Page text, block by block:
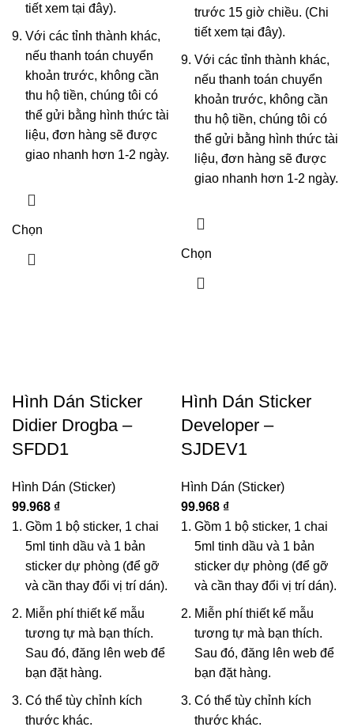
tiết xemtại đây).
Với các tỉnh thành khác,
nếu thanh toán chuyển
khoản trước, không cần
thu hộ tiền, chúng tôi có
thể gửi bằng hình thức tài
liệu, đơn hàng sẽ được
giao nhanh hơn 1-2 ngày.
Chọn
trước 15 giờ chiều. (Chi
tiết xem tại đây).
Với các tỉnh thành khác,
nếu thanh toán chuyển
khoản trước, không cần
thu hộ tiền, chúng tôi có
thể gửi bằng hình thức tài
liệu, đơn hàng sẽ được
giao nhanh hơn 1-2 ngày.
Chọn
Hình Dán Sticker
Didier Drogba –
SFDD1
Hình Dán (Sticker)
99.968 ₫
Gồm 1 bộ sticker, 1 chai
5ml tinh dầu và 1 bản
sticker dự phòng (để gỡ
và cần thay đổi vị trí dán).
Miễn phí thiết kế mẫu
tương tự mà bạn thích.
Sau đó, đăng lên web để
bạn đặt hàng.
Có thể tùy chỉnh kích
thước khác.
Hình Dán Sticker
Developer –
SJDEV1
Hình Dán (Sticker)
99.968 ₫
Gồm 1 bộ sticker, 1 chai
5ml tinh dầu và 1 bản
sticker dự phòng (để gỡ
và cần thay đổi vị trí dán).
Miễn phí thiết kế mẫu
tương tự mà bạn thích.
Sau đó, đăng lên web để
bạn đặt hàng.
Có thể tùy chỉnh kích
thước khác.